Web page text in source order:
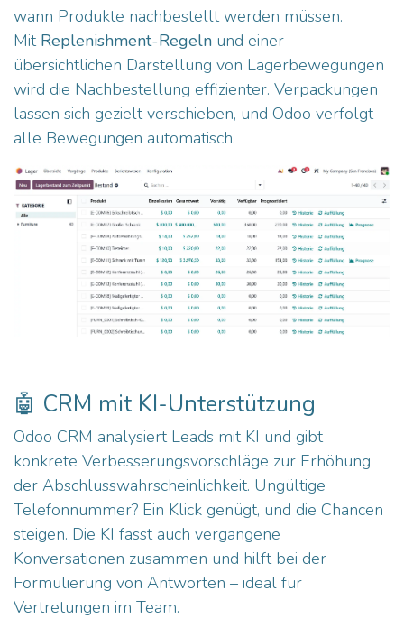
wann Produkte nachbestellt werden müssen.
Mit Replenishment-Regeln und einer
übersichtlichen Darstellung von Lagerbewegungen
wird die Nachbestellung effizienter. Verpackungen
lassen sich gezielt verschieben, und Odoo verfolgt
alle Bewegungen automatisch.
🤖 CRM mit KI-Unterstützung
Odoo CRM analysiert Leads mit KI und gibt
konkrete Verbesserungsvorschläge zur Erhöhung
der Abschlusswahrscheinlichkeit. Ungültige
Telefonnummer? Ein Klick genügt, und die Chancen
steigen. Die KI fasst auch vergangene
Konversationen zusammen und hilft bei der
Formulierung von Antworten – ideal für
Vertretungen im Team.